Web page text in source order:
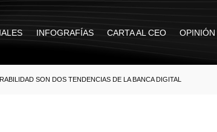
INFOGRAFÍAS CARTA AL CEO OPINIÓN
SON DOS TENDENCIAS DE LA BANCA DIGITAL